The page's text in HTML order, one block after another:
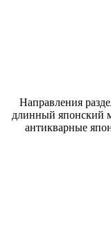
Направления
длинный японский
антикварные